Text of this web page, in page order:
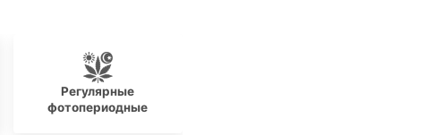
Регулярные
фотопериодные